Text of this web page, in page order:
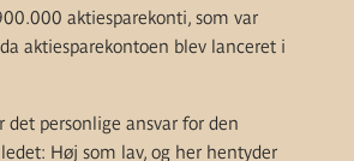
aktiesparekonti, som var
aktiesparekontoen blev lanceret i
det personlige ansvar for den
Høj som lav, og her hentyder